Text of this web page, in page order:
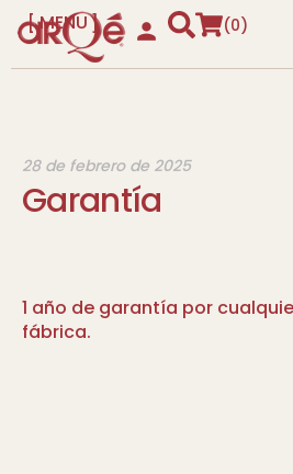
MENU
CLOSE
0
28 de febrero de 2025
Garantía
1 año de garantía por
fábrica.